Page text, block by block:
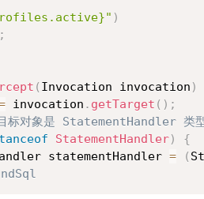
)
;
( Invocation invocation )
invocation . getTarget ( ) ;
标对象是 StatementHandler 类型
StatementHandler)
{
statementHandler
= (